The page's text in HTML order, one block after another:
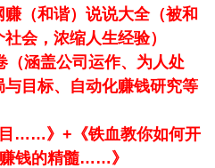
（和谐）说说大全（被和
会，浓缩人生经验）
（涵盖公司运作、为人处
目标、自动化赚钱研究等
……》+《铁血教你如何开
钱的精髓……》